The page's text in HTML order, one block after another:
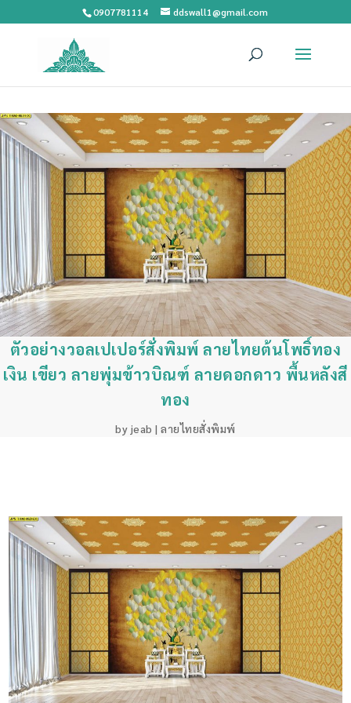
0907781114 ddswall1@gmail.com
ตัวอย่างวอลเปเปอร์สั่งพิมพ์ ลายไทยต้นโพธิ์ทอง
เงิน เขียว ลายพุ่มข้าวบิณฑ์ ลายดอกดาว พื้นหลังสี
ทอง
by jeab |ลายไทยสั่งพิมพ์